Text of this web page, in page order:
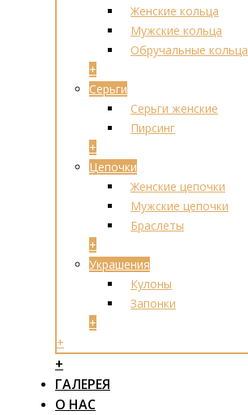
Женские кольца
Мужские кольца
Обручальные кольца
+
Серьги
Серьги женские
Пирсинг
+
Цепочки
Женские цепочки
Мужские цепочки
Браслеты
+
Украшения
Кулоны
Запонки
+
+
+
ГАЛЕРЕЯ
О НАС